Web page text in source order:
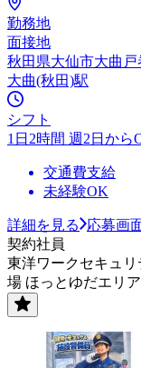
勤務地
面接地
秋田県大仙市大曲戸
大曲(秋田)駅
シフト
1日2時間 週2日から
交通費支給
未経験OK
詳細を見る
応募画
契約社員
東洋ワークセキュ
場 ほっとゆだエリ